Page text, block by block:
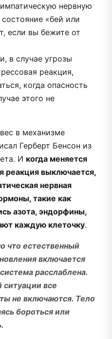
нервную
«бей или
если вы бежите от
в случае угрозы
реакция,
когда опасность
этого не
в механизме
Герберт Бенсон из
И когда меняется
реакция выключается,
нервная
такие как
азота, эндорфины,
каждую клеточку.
что естественный
включается
расслаблена.
ситуации все
не включаются. Тело
бороться или